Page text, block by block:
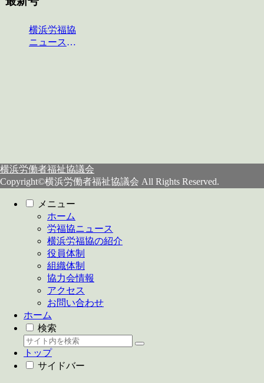
横浜労福協
ニュース
横浜労働者福祉協議会
Copyright©横浜労働者福祉協議会 All Rights Reserved.
メニュー
ホーム
労福協ニュース
横浜労福協の紹介
役員体制
組織体制
協力会情報
アクセス
お問い合わせ
ホーム
検索
トップ
サイドバー